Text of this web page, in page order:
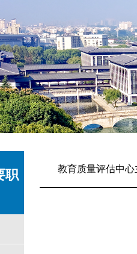
职
教育质量评估中心